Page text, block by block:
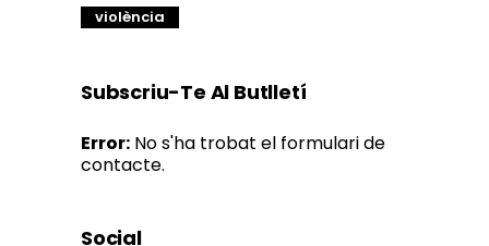
violència
Subscriu-Te Al Butlletí
Error: No s'ha trobat el formulari de
contacte.
Social